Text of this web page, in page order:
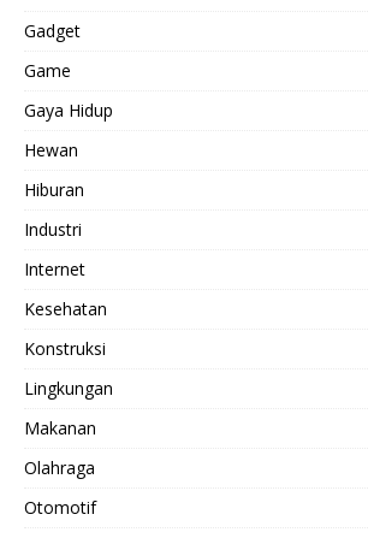
Gadget
Game
Gaya Hidup
Hewan
Hiburan
Industri
Internet
Kesehatan
Konstruksi
Lingkungan
Makanan
Olahraga
Otomotif